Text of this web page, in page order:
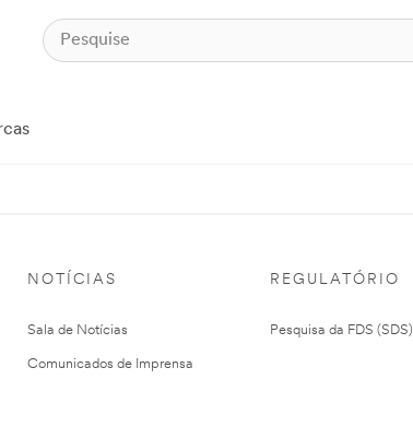
NOTÍCIAS
Sala de Notícias
Comunicados de Imprensa
REGULATÓRIO
Pesquisa da FDS (SDS)